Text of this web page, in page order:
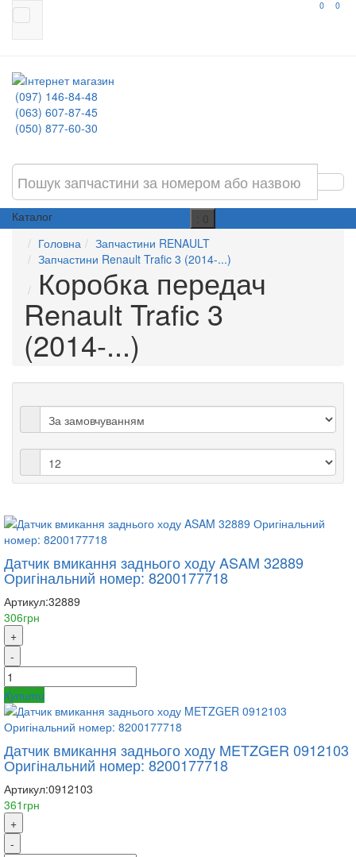
0 0
(097) 146-84-48
(063) 607-87-45
(050) 877-60-30
Каталог
Головна
Запчастини RENAULT
Запчастини Renault Trafic 3 (2014-...)
Коробка передач
Renault Trafic 3
(2014-...)
Датчик вмикання заднього ходу ASAM 32889
Оригінальний номер: 8200177718
Артикул:32889
306грн
+
-
Купити
Датчик вмикання заднього ходу METZGER 0912103
Оригінальний номер: 8200177718
Артикул:0912103
361грн
+
-